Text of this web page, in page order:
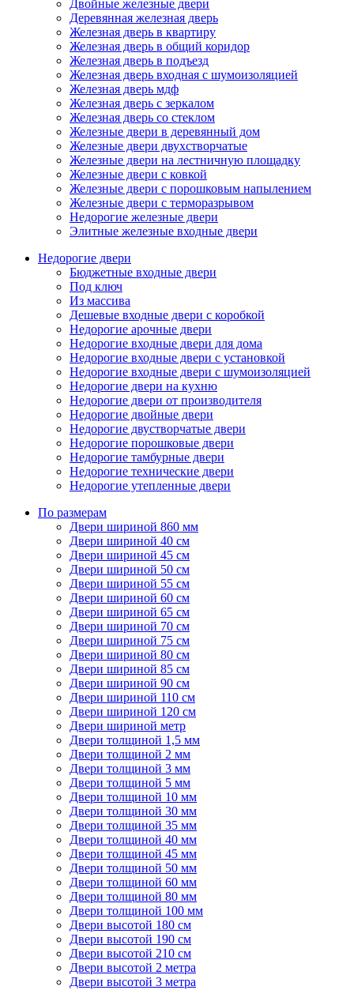
Двойные железные двери
Деревянная железная дверь
Железная дверь в квартиру
Железная дверь в общий коридор
Железная дверь в подъезд
Железная дверь входная с шумоизоляцией
Железная дверь мдф
Железная дверь с зеркалом
Железная дверь со стеклом
Железные двери в деревянный дом
Железные двери двухстворчатые
Железные двери на лестничную площадку
Железные двери с ковкой
Железные двери с порошковым напылением
Железные двери с терморазрывом
Недорогие железные двери
Элитные железные входные двери
Недорогие двери
Бюджетные входные двери
Под ключ
Из массива
Дешевые входные двери с коробкой
Недорогие арочные двери
Недорогие входные двери для дома
Недорогие входные двери с установкой
Недорогие входные двери с шумоизоляцией
Недорогие двери на кухню
Недорогие двери от производителя
Недорогие двойные двери
Недорогие двустворчатые двери
Недорогие порошковые двери
Недорогие тамбурные двери
Недорогие технические двери
Недорогие утепленные двери
По размерам
Двери шириной 860 мм
Двери шириной 40 см
Двери шириной 45 см
Двери шириной 50 см
Двери шириной 55 см
Двери шириной 60 см
Двери шириной 65 см
Двери шириной 70 см
Двери шириной 75 см
Двери шириной 80 см
Двери шириной 85 см
Двери шириной 90 см
Двери шириной 110 см
Двери шириной 120 см
Двери шириной метр
Двери толщиной 1,5 мм
Двери толщиной 2 мм
Двери толщиной 3 мм
Двери толщиной 5 мм
Двери толщиной 10 мм
Двери толщиной 30 мм
Двери толщиной 35 мм
Двери толщиной 40 мм
Двери толщиной 45 мм
Двери толщиной 50 мм
Двери толщиной 60 мм
Двери толщиной 80 мм
Двери толщиной 100 мм
Двери высотой 180 см
Двери высотой 190 см
Двери высотой 210 см
Двери высотой 2 метра
Двери высотой 3 метра